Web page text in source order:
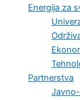
Energija za
Partnerstva